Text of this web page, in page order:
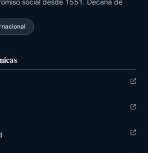
social desde 1551. Decana de